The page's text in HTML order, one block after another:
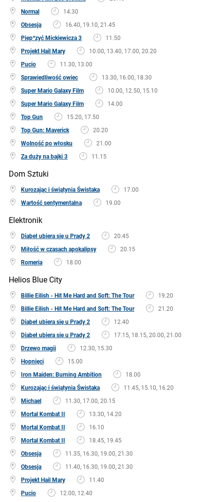
Normal
14.30
Obsesja
16.40, 19.10, 21.45
Piep*zyć Mickiewicza 3
11.50
Projekt Hail Mary
10.00, 13.40, 17.00, 20.20
Pucio
11.30, 13.00
Sprawiedliwość owiec
13.30, 16.00, 18.30
Super Mario Galaxy Film
10.00, 12.50, 15.10
Super Mario Galaxy Film
14.00
Top Gun
15.20, 17.50
Top Gun: Maverick
20.20
Wolność po włosku
21.00
Za duży na bajki 3
11.15
Dom Sztuki
Kurozając i świątynia Świstaka
17.00
Wartość sentymentalna
19.00
Elektronik
Diabeł ubiera się u Prady 2
20.45
Miłość w czasach apokalipsy
20.15
Romeria
18.00
Helios Blue City
Billie Eilish - Hit Me Hard and Soft: The Tour
19.20
Billie Eilish - Hit Me Hard and Soft: The Tour
21.20
Diabeł ubiera się u Prady 2
12.40
Diabeł ubiera się u Prady 2
17.15, 18.15, 20.00, 21.00
Drzewo magii
12.30, 15.30
Hopnięci
15.00
Iron Maiden: Burning Ambition
18.00
Kurozając i świątynia Świstaka
11.45, 15.10, 16.20
Michael
11.30, 17.00, 20.15
Mortal Kombat II
13.30, 14.20
Mortal Kombat II
16.10
Mortal Kombat II
18.45, 19.45
Obsesja
11.35, 16.30, 19.00, 21.30
Obsesja
11.40, 16.30, 19.00, 21.30
Projekt Hail Mary
11.40
Pucio
12.00, 12.40